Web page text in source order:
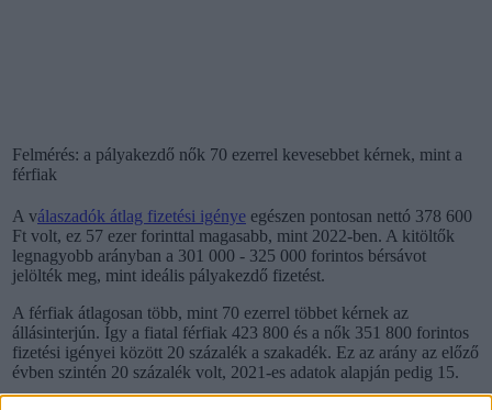
Felmérés: a pályakezdő nők 70 ezerrel kevesebbet kérnek, mint a
férfiak
A válaszadók átlag fizetési igénye egészen pontosan nettó 378 600
Ft volt, ez 57 ezer forinttal magasabb, mint 2022-ben. A kitöltők
legnagyobb arányban a 301 000 - 325 000 forintos bérsávot
jelölték meg, mint ideális pályakezdő fizetést.
A férfiak átlagosan több, mint 70 ezerrel többet kérnek az
állásinterjún. Így a fiatal férfiak 423 800 és a nők 351 800 forintos
fizetési igényei között 20 százalék a szakadék. Ez az arány az előző
évben szintén 20 százalék volt, 2021-es adatok alapján pedig 15.